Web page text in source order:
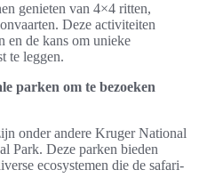
genieten van 4×4 ritten,
Deze activiteiten
en de kans om unieke
te leggen.
parken om te bezoeken
onder andere Kruger National
Park. Deze parken bieden
ecosystemen die de safari-